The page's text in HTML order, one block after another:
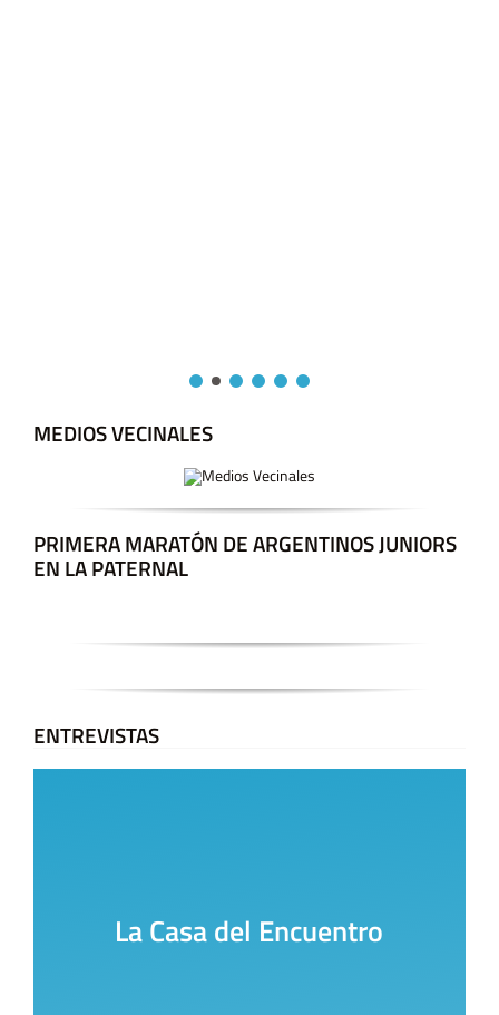
MEDIOS VECINALES
PRIMERA MARATÓN DE ARGENTINOS JUNIORS
EN LA PATERNAL
ENTREVISTAS
La Casa del Encuentro